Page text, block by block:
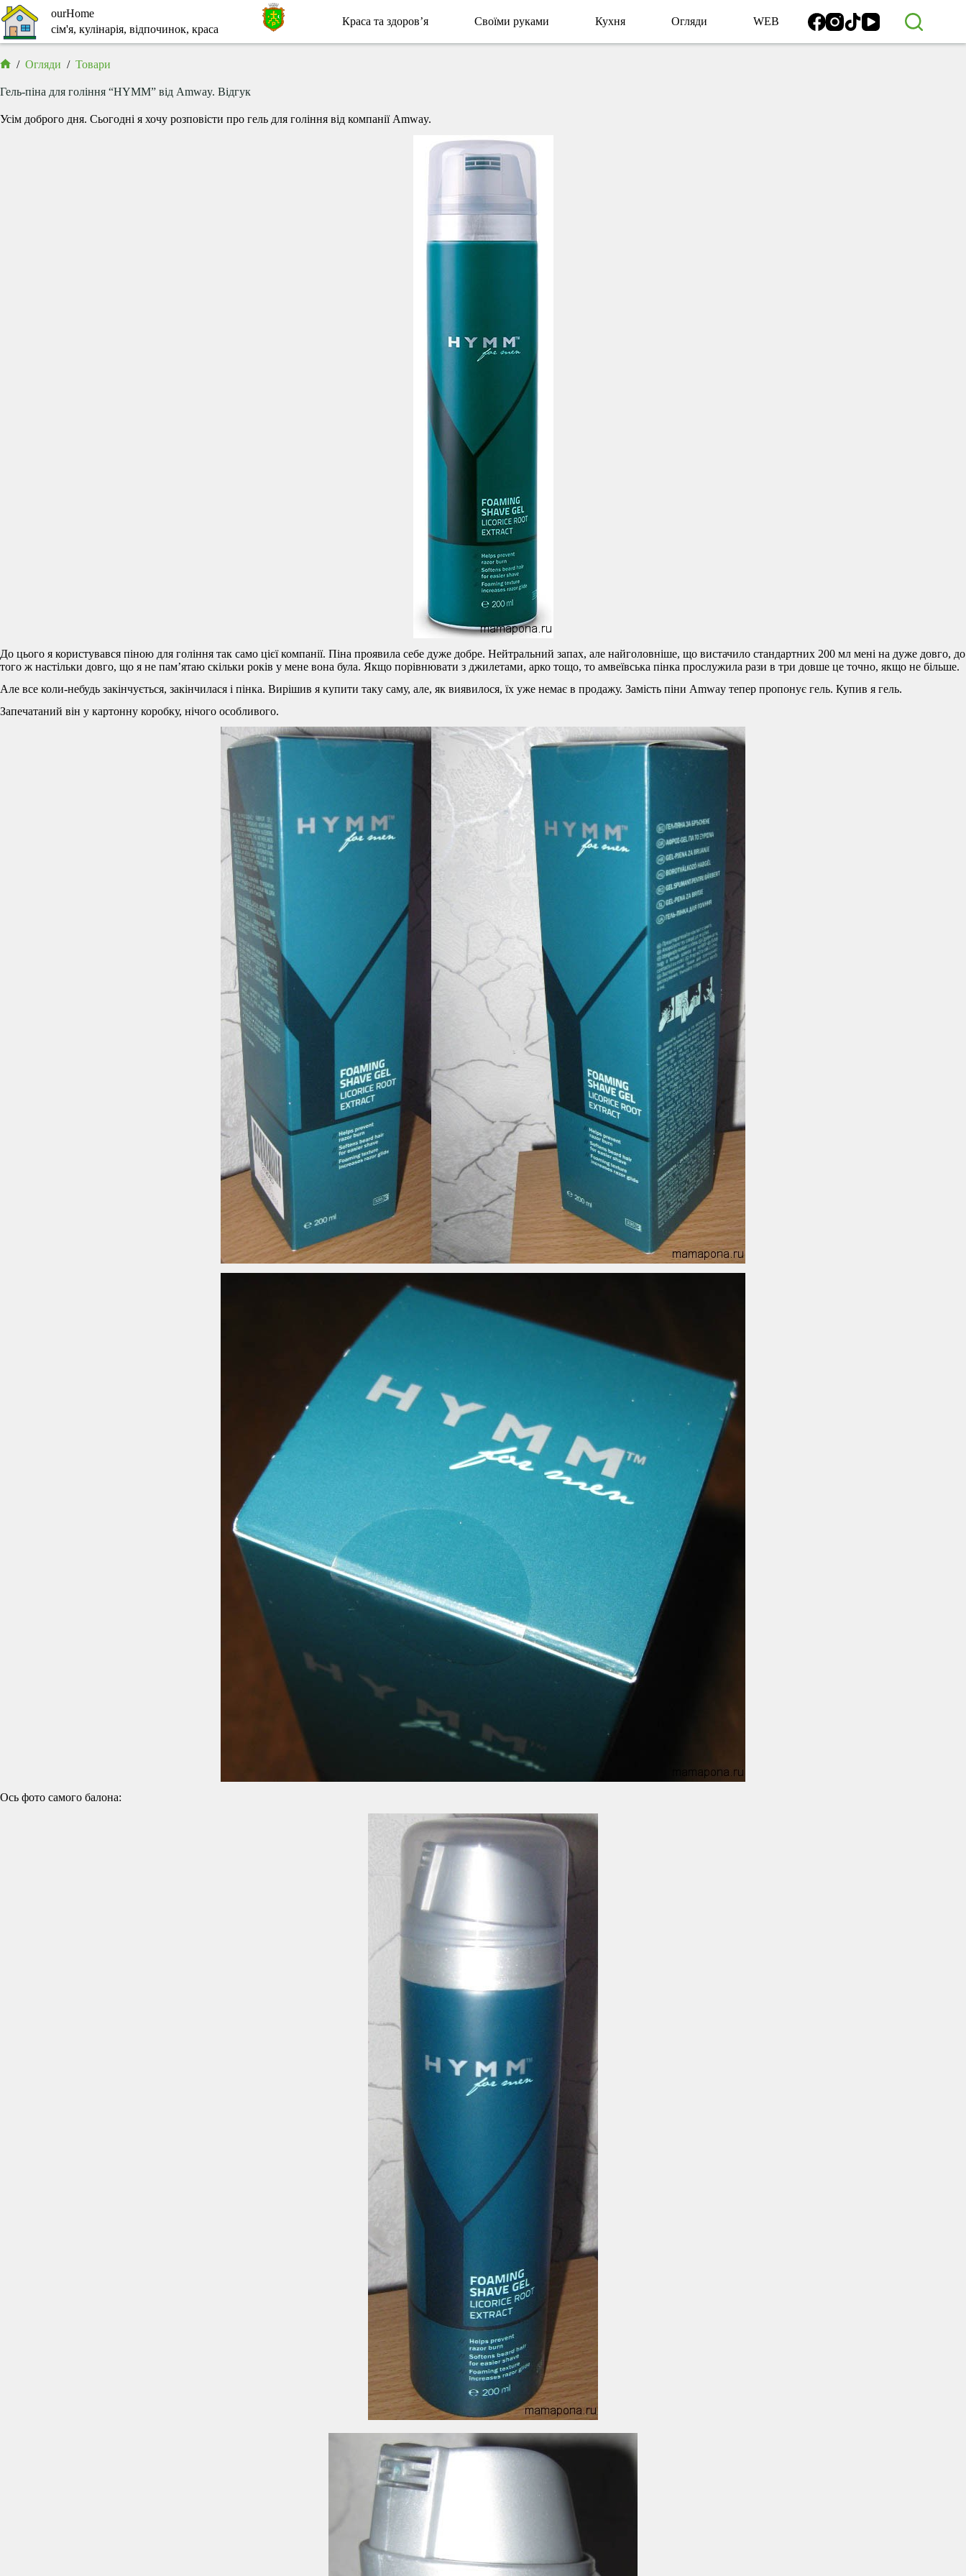
Перейти
до
вмісту
ourHome
сім'я, кулінарія, відпочинок, краса
Краса та здоров’я Своїми руками Кухня Огляди WEB
/ Огляди / Товари
Гель-піна для гоління “HYMM” від Amway. Відгук
Усім доброго дня. Сьогодні я хочу розповісти про гель для гоління від компанії Amway.
До цього я користувався піною для гоління так само цієї компанії. Піна проявила себе дуже добре. Нейтральний запах, але найголовніше, що вистачило стандартних 200 мл мені на дуже довго, до
того ж настільки довго, що я не пам’ятаю скільки років у мене вона була. Якщо порівнювати з джилетами, арко тощо, то амвеївська пінка прослужила рази в три довше це точно, якщо не більше.
Але все коли-небудь закінчується, закінчилася і пінка. Вирішив я купити таку саму, але, як виявилося, їх уже немає в продажу. Замість піни Amway тепер пропонує гель. Купив я гель.
Запечатаний він у картонну коробку, нічого особливого.
Ось фото самого балона: